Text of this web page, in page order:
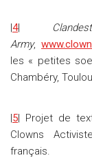
|4|
Army,
les « petites
Chambéry,
|5| Projet de
Clowns
français.